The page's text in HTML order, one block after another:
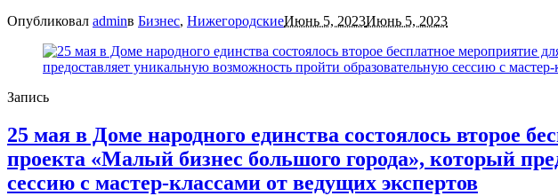
Опубликовал adminв Бизнес, НижегородскиеИюнь 5, 2023Июнь 5, 2023
Запись
25 мая в Доме народного единства состоялось второе
проекта «Малый бизнес большого города», который
сессию с мастер-классами от ведущих экспертов